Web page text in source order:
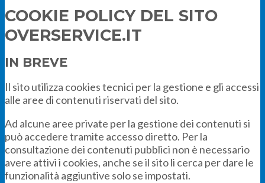
COOKIE POLICY DEL SITO
OVERSERVICE.IT
IN BREVE
Il sito utilizza cookies tecnici per la gestione e gli accessi
alle aree di contenuti riservati del sito.
Ad alcune aree private per la gestione dei contenuti si
può accedere tramite accesso diretto. Per la
consultazione dei contenuti pubblici non è necessario
avere attivi i cookies, anche se il sito li cerca per dare le
funzionalità aggiuntive solo se impostati.